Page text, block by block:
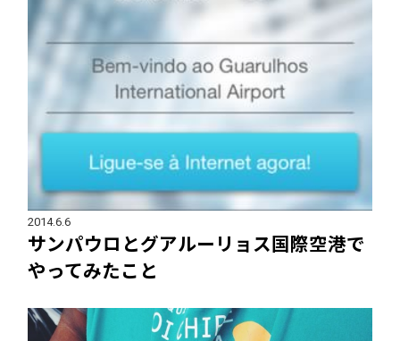
2014.6.6
サンパウロとグアルーリョス国際空港で
やってみたこと